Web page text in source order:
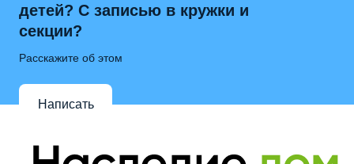
детей? С записью в кружки и
секции?
Расскажите об этом
Написать